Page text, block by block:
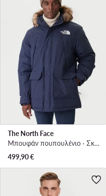
The North Face
Μπουφάν πουπουλένιο · Σκούρο μπλε
499,90€